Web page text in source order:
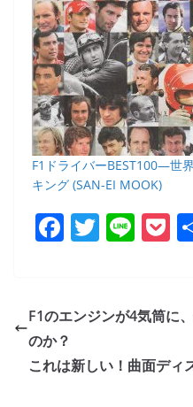
F1ドライバーBEST100―世
キング (SAN-EI MOOK)
F
e
b
o
T
er
Li P
et
F1のエンジンが4気筒に
のか？
これは新しい！曲面ディ